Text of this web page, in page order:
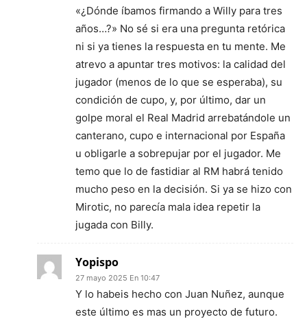
«¿Dónde íbamos firmando a Willy para tres
años…?» No sé si era una pregunta retórica
ni si ya tienes la respuesta en tu mente. Me
atrevo a apuntar tres motivos: la calidad del
jugador (menos de lo que se esperaba), su
condición de cupo, y, por último, dar un
golpe moral el Real Madrid arrebatándole un
canterano, cupo e internacional por España
u obligarle a sobrepujar por el jugador. Me
temo que lo de fastidiar al RM habrá tenido
mucho peso en la decisión. Si ya se hizo con
Mirotic, no parecía mala idea repetir la
jugada con Billy.
Yopispo
27 mayo 2025 En 10:47
Y lo habeis hecho con Juan Nuñez, aunque
este último es mas un proyecto de futuro.